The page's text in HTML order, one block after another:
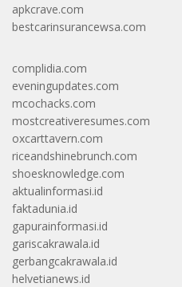
apkcrave.com
bestcarinsurancewsa.com
complidia.com
eveningupdates.com
mcochacks.com
mostcreativeresumes.com
oxcarttavern.com
riceandshinebrunch.com
shoesknowledge.com
aktualinformasi.id
faktadunia.id
gapurainformasi.id
gariscakrawala.id
gerbangcakrawala.id
helvetianews.id